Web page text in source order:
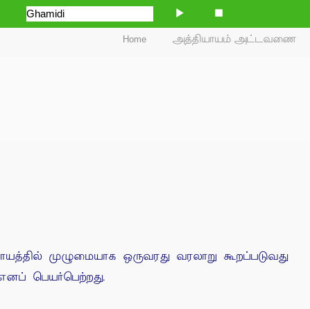
Home அத்தியாயம் அட்டவணை
முழுமையாக ஒருவரது வரலாறு கூறப்படுவது
பெயர்பெற்றது.